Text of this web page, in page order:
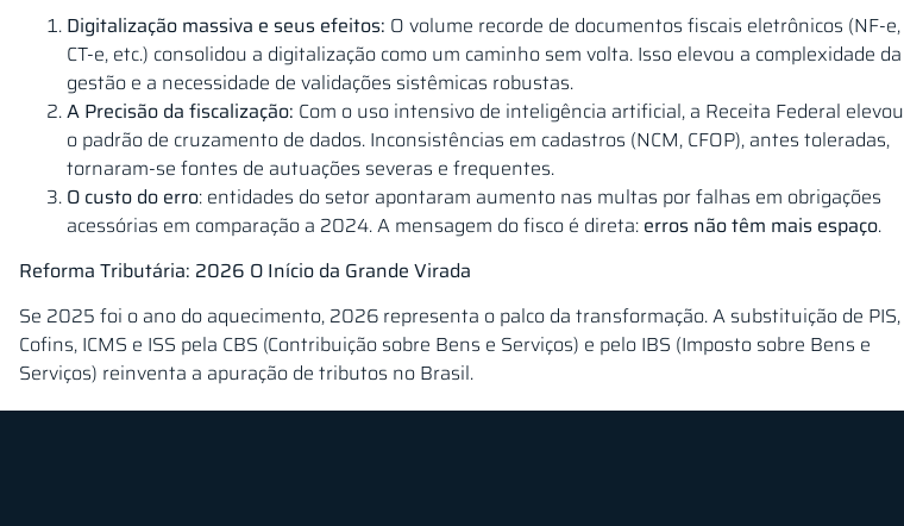
Digitalização massiva e seus efeitos: O volume recorde de documentos fiscais eletrônicos (NF-e,
CT-e, etc.) consolidou a digitalização como um caminho sem volta. Isso elevou a complexidade da
gestão e a necessidade de validações sistêmicas robustas.
A Precisão da fiscalização: Com o uso intensivo de inteligência artificial, a Receita Federal elevou
o padrão de cruzamento de dados. Inconsistências em cadastros (NCM, CFOP), antes toleradas,
tornaram-se fontes de autuações severas e frequentes.
O custo do erro: entidades do setor apontaram aumento nas multas por falhas em obrigações
acessórias em comparação a 2024. A mensagem do fisco é direta: erros não têm mais espaço.
Reforma Tributária: 2026 O Início da Grande Virada
Se 2025 foi o ano do aquecimento, 2026 representa o palco da transformação. A substituição de PIS,
Cofins, ICMS e ISS pela CBS (Contribuição sobre Bens e Serviços) e pelo IBS (Imposto sobre Bens e
Serviços) reinventa a apuração de tributos no Brasil.
A Complexidade da Transição:Embora o objetivo final seja a simplificação, o ano de 2026 será